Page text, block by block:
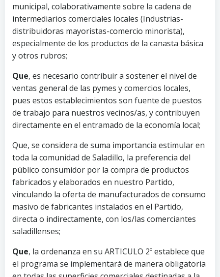
municipal, colaborativamente sobre la cadena de
intermediarios comerciales locales (Industrias-
distribuidoras mayoristas-comercio minorista),
especialmente de los productos de la canasta básica
y otros rubros;
Que, es necesario contribuir a sostener el nivel de
ventas general de las pymes y comercios locales,
pues estos establecimientos son fuente de puestos
de trabajo para nuestros vecinos/as, y contribuyen
directamente en el entramado de la economía local;
Que, se considera de suma importancia estimular en
toda la comunidad de Saladillo, la preferencia del
público consumidor por la compra de productos
fabricados y elaborados en nuestro Partido,
vinculando la oferta de manufacturados de consumo
masivo de fabricantes instalados en el Partido,
directa o indirectamente, con los/las comerciantes
saladillenses;
Que, la ordenanza en su ARTICULO 2º establece que
el programa se implementará de manera obligatoria